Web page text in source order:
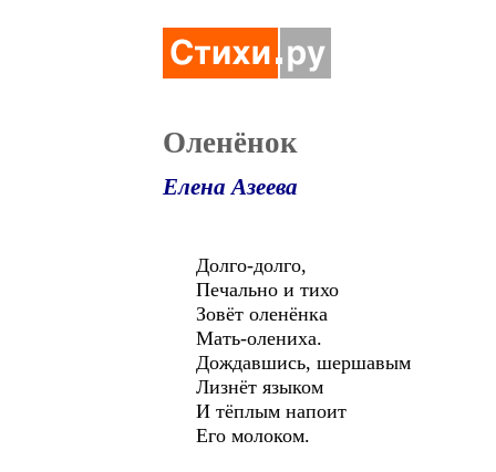
Оленёнок
Елена Азеева
Долго-долго,
Печально и тихо
Зовёт оленёнка
Мать-олениха.
Дождавшись, шершавым
Лизнёт языком
И тёплым напоит
Его молоком.